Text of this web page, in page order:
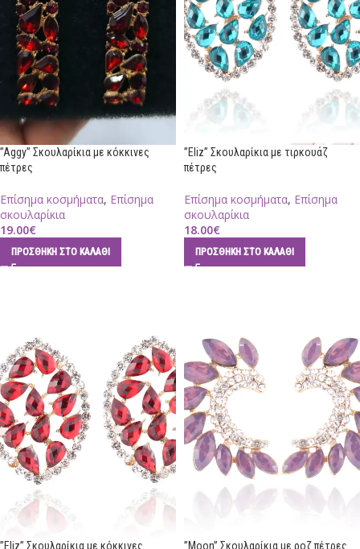
”Aggy” Σκουλαρίκια με κόκκινες
πέτρες
Επίσημα κοσμήματα, Επίσημα
σκουλαρίκια
19.00€
ΠΡΟΣΘΉΚΗ ΣΤΟ ΚΑΛΆΘΙ
”Eliz” Σκουλαρίκια με τιρκουάζ
πέτρες
Επίσημα κοσμήματα, Επίσημα
σκουλαρίκια
18.00€
ΠΡΟΣΘΉΚΗ ΣΤΟ ΚΑΛΆΘΙ
”Eliz” Σκουλαρίκια με κόκκινες
”Moon” Σκουλαρίκια με ροζ πέτρες